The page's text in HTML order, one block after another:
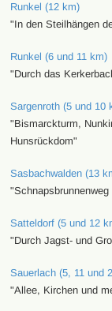
Runkel (12 km)
"In den Steilhängen
Runkel (6 und 11 km)
"Durch das
Sargenroth (5 und 10
"Bismarckturm,
Hunsrückdom"
Sasbachwalden (13
"Schnapsbrunnenweg
Satteldorf (5 und 12
"Durch Jagst- und
Sauerlach (5, 11 und
"Allee, Kirchen und